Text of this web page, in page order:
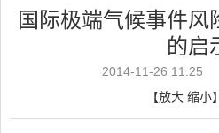
国际极端气候事件风
的启
2014-11-26 11:25
【放大 缩小】